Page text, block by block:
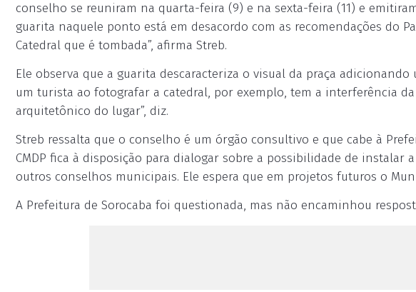
conselho se reuniram na quarta-feira (9) e na sexta-feira (11) e
guarita naquele ponto está em desacordo com as recomendações do
Catedral que é tombada”, afirma Streb.
Ele observa que a guarita descaracteriza o visual da praça
um turista ao fotografar a catedral, por exemplo, tem a interferência
arquitetônico do lugar”, diz.
Streb ressalta que o conselho é um órgão consultivo e que cabe à
CMDP fica à disposição para dialogar sobre a possibilidade de
outros conselhos municipais. Ele espera que em projetos futuros o
A Prefeitura de Sorocaba foi questionada, mas não encaminhou